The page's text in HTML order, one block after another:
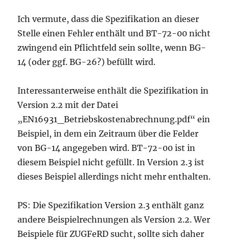
Ich vermute, dass die Spezifikation an dieser
Stelle einen Fehler enthält und BT-72-00 nicht
zwingend ein Pflichtfeld sein sollte, wenn BG-
14 (oder ggf. BG-26?) befüllt wird.
Interessanterweise enthält die Spezifikation in
Version 2.2 mit der Datei
„EN16931_Betriebskostenabrechnung.pdf“ ein
Beispiel, in dem ein Zeitraum über die Felder
von BG-14 angegeben wird. BT-72-00 ist in
diesem Beispiel nicht gefüllt. In Version 2.3 ist
dieses Beispiel allerdings nicht mehr enthalten.
PS: Die Spezifikation Version 2.3 enthält ganz
andere Beispielrechnungen als Version 2.2. Wer
Beispiele für ZUGFeRD sucht, sollte sich daher